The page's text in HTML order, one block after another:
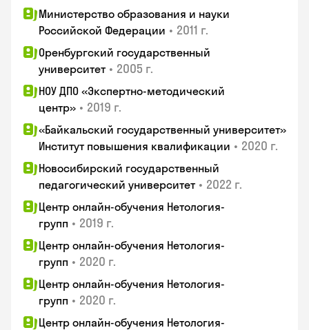
Министерство образования и науки
Российской Федерации • 2011 г.
Оренбургский государственный
университет • 2005 г.
НОУ ДПО «Экспертно-методический
центр» • 2019 г.
«Байкальский государственный университет»
Институт повышения квалификации • 2020 г.
Новосибирский государственный
педагогический университет • 2022 г.
Центр онлайн-обучения Нетология-
групп • 2019 г.
Центр онлайн-обучения Нетология-
групп • 2020 г.
Центр онлайн-обучения Нетология-
групп • 2020 г.
Центр онлайн-обучения Нетология-